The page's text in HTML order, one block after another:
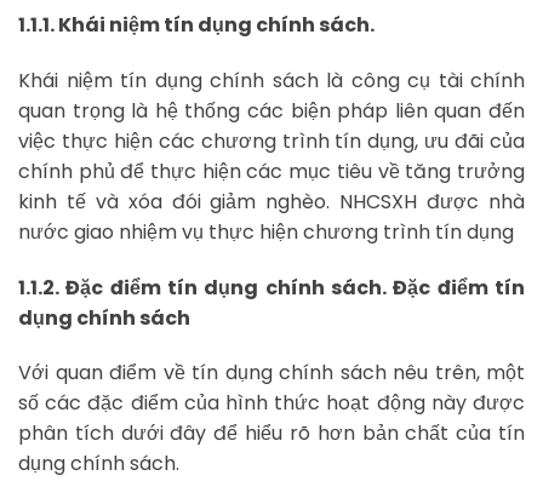
1.1.1. Khái niệm tín dụng chính sách.
Khái niệm tín dụng chính sách là công cụ tài chính
quan trọng là hệ thống các biện pháp liên quan đến
việc thực hiện các chương trình tín dụng, ưu đãi của
chính phủ để thực hiện các mục tiêu về tăng trưởng
kinh tế và xóa đói giảm nghèo. NHCSXH được nhà
nước giao nhiệm vụ thực hiện chương trình tín dụng
1.1.2. Đặc điểm tín dụng chính sách. Đặc điểm tín
dụng chính sách
Với quan điểm về tín dụng chính sách nêu trên, một
số các đặc điểm của hình thức hoạt động này được
phân tích dưới đây để hiểu rõ hơn bản chất của tín
dụng chính sách.